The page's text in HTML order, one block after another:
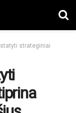
strateginiai